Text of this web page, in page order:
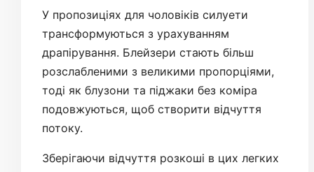
У пропозиціях для чоловіків силуети
трансформуються з урахуванням
драпірування. Блейзери стають більш
розслабленими з великими пропорціями,
тоді як блузони та піджаки без коміра
подовжуються, щоб створити відчуття
потоку.
Зберігаючи відчуття розкоші в цих легких